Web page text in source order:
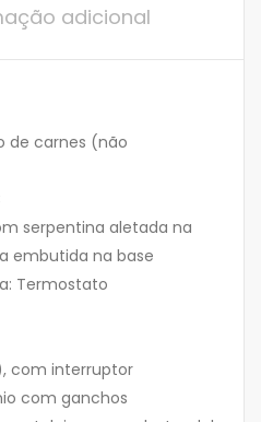
adicional
de carnes (não
serpentina aletada na
embutida na base
Termostato
com interruptor
com ganchos